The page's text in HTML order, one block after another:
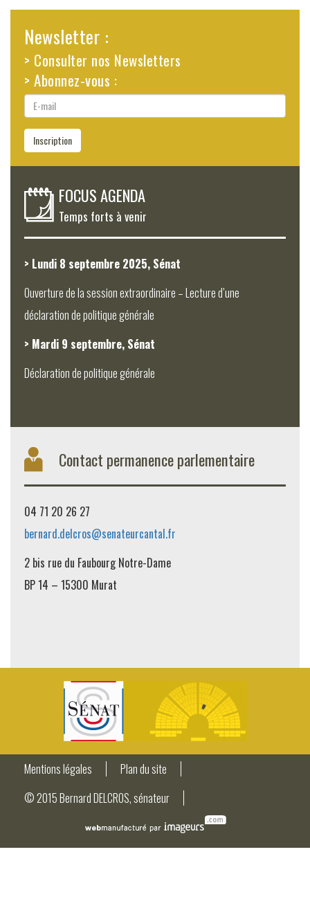
Newsletter :
> Consulter nos Newsletters
> Abonnez-vous :
E-
mail
Inscription
FOCUS AGENDA
Temps forts à venir
> Lundi 8 septembre 2025, Sénat
Ouverture de la session extraordinaire – Lecture d’une
déclaration de politique générale
> Mardi 9 septembre, Sénat
Déclaration de politique générale
Contact permanence parlementaire
04 71 20 26 27
bernard.delcros@senateurcantal.fr
2 bis rue du Faubourg Notre-Dame
BP 14 – 15300 Murat
Mentions légales
Plan du site
© 2015 Bernard DELCROS, sénateur